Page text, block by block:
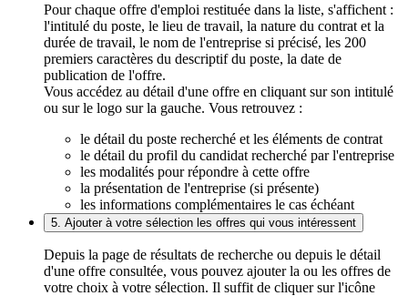
Pour chaque offre d'emploi restituée dans la liste, s'affichent :
l'intitulé du poste, le lieu de travail, la nature du contrat et la
durée de travail, le nom de l'entreprise si précisé, les 200
premiers caractères du descriptif du poste, la date de
publication de l'offre.
Vous accédez au détail d'une offre en cliquant sur son intitulé
ou sur le logo sur la gauche. Vous retrouvez :
le détail du poste recherché et les éléments de contrat
le détail du profil du candidat recherché par l'entreprise
les modalités pour répondre à cette offre
la présentation de l'entreprise (si présente)
les informations complémentaires le cas échéant
5. Ajouter à votre sélection les offres qui vous intéressent
Depuis la page de résultats de recherche ou depuis le détail
d'une offre consultée, vous pouvez ajouter la ou les offres de
votre choix à votre sélection. Il suffit de cliquer sur l'icône